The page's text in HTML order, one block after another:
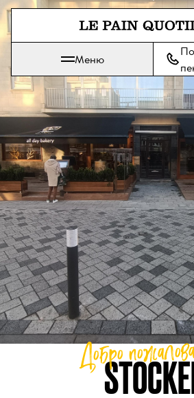
Le Pain Quotidien означает
Меню
Добро